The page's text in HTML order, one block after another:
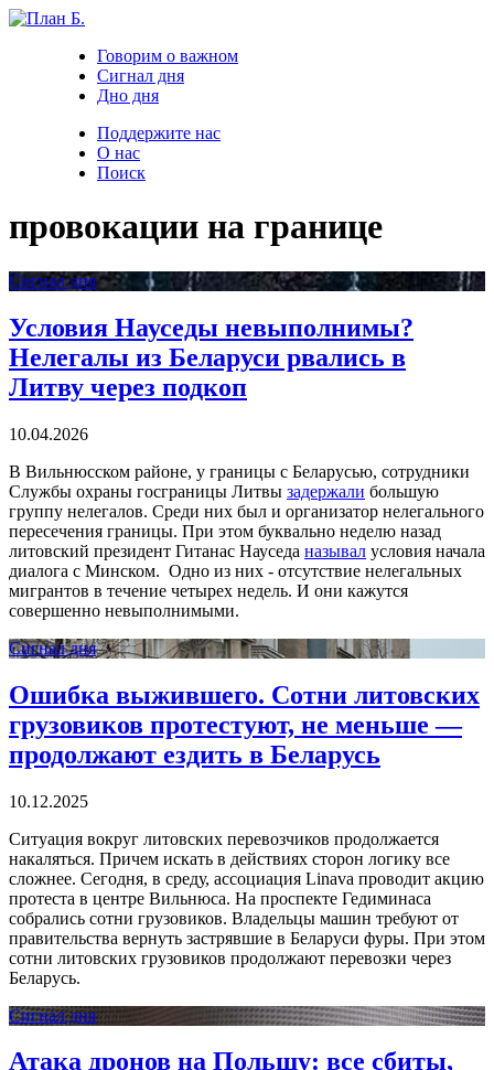
Говорим о важном
Сигнал дня
Дно дня
Поддержите нас
О нас
Поиск
провокации на границе
Сигнал дня
Условия Науседы невыполнимы?
Нелегалы из Беларуси рвались в
Литву через подкоп
10.04.2026
В Вильнюсском районе, у границы с Беларусью, сотрудники
Службы охраны госграницы Литвы задержали большую
группу нелегалов. Среди них был и организатор нелегального
пересечения границы. При этом буквально неделю назад
литовский президент Гитанас Науседа называл условия начала
диалога с Минском. Одно из них - отсутствие нелегальных
мигрантов в течение четырех недель. И они кажутся
совершенно невыполнимыми.
Сигнал дня
Ошибка выжившего. Сотни литовских
грузовиков протестуют, не меньше —
продолжают ездить в Беларусь
10.12.2025
Ситуация вокруг литовских перевозчиков продолжается
накаляться. Причем искать в действиях сторон логику все
сложнее. Сегодня, в среду, ассоциация Linava проводит акцию
протеста в центре Вильнюса. На проспекте Гедиминаса
собрались сотни грузовиков. Владельцы машин требуют от
правительства вернуть застрявшие в Беларуси фуры. При этом
сотни литовских грузовиков продолжают перевозки через
Беларусь.
Сигнал дня
Атака дронов на Польшу: все сбиты,